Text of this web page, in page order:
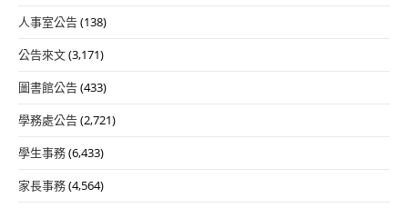
人事室公告(138)
公告來文(3,171)
圖書館公告(433)
學務處公告(2,721)
學生事務(6,433)
家長事務(4,564)